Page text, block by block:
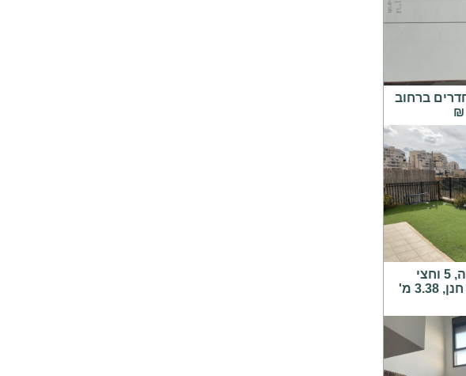
למכירה, 4 חדרים ברחוב
דופלקס גן למכירה, 5 וחצי
חדרים ברחוב רב חנן, 3.38 מ'